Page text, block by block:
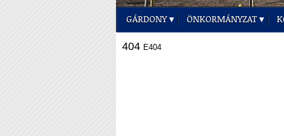
GÁRDONY ÖNKORMÁNYZAT
404 E404